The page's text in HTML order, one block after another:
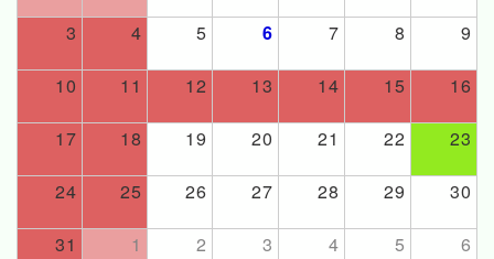
3 4 5 6 7 8 9
10 11 12 13 14 15 16
17 18 19 20 21 22 23
24 25 26 27 28 29 30
31 1 2 3 4 5 6